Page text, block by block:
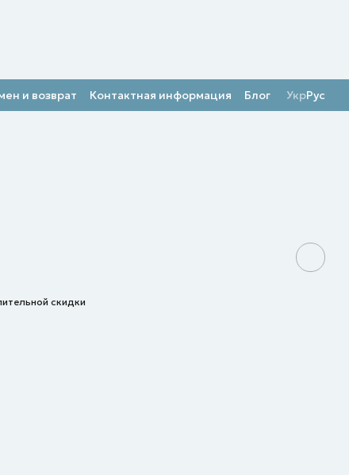
и возврат Контактная информация Блог УкрРус
скидки